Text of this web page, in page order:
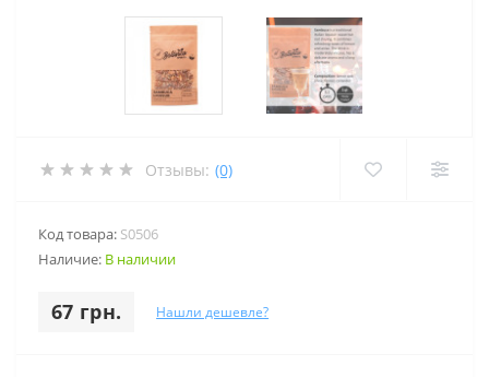
Отзывы: (0)
Код товара: S0506
Наличие: В наличии
67 грн. Нашли дешевле?